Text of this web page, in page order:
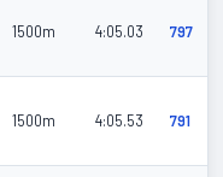
1500m 4:05.03 797
1500m 4:05.53 791